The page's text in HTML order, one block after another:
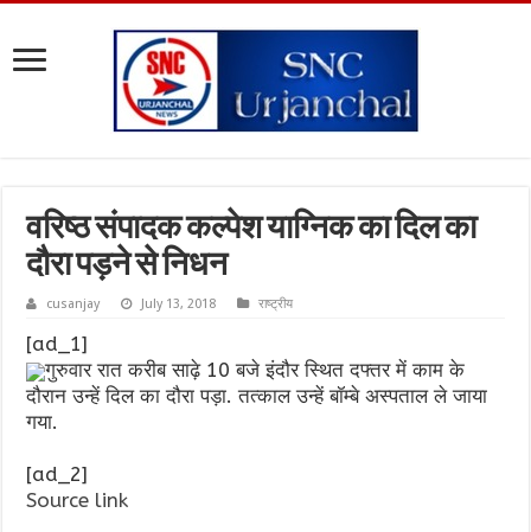
वरिष्ठ संपादक कल्पेश याग्निक का दिल का
दौरा पड़ने से निधन
cusanjay July 13, 2018 राष्ट्रीय
[ad_1]
गुरुवार रात करीब साढ़े 10 बजे इंदौर स्थित दफ्तर में काम के
दौरान उन्हें दिल का दौरा पड़ा. तत्काल उन्हें बॉम्बे अस्पताल ले जाया
गया.
[ad_2]
Source link